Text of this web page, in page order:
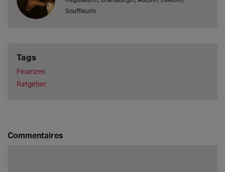
Souffleurin
Tags
Finanzen
Ratgeber
Commentaires